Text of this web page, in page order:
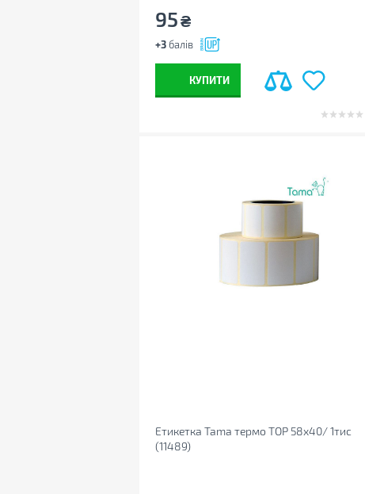
95₴
+3 балів
КУПИТИ
Етикетка Tama термо TOP 58x40/ 1тис
(11489)